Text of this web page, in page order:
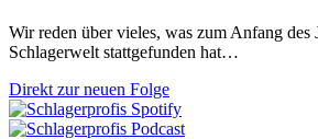
Wir reden über vieles, was zum Anfang des
Schlagerwelt stattgefunden hat…
Direkt zur neuen Folge